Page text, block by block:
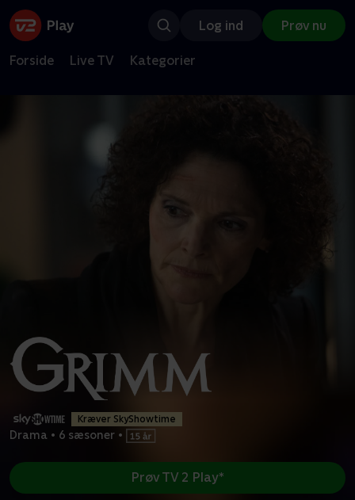
Log ind Prøv nu
Forside Live TV Kategorier
Kræver SkyShowtime
Drama • 6 sæsoner •
Prøv TV 2 Play*